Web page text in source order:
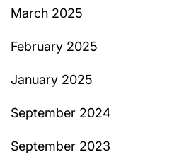
March 2025
February 2025
January 2025
September 2024
September 2023